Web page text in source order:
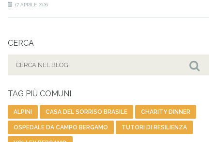
17 APRILE 2026
CERCA
TAG PIÙ COMUNI
ALPINI CASA DEL SORRISO BRASILE CHARITY DINNER
OSPEDALE DA CAMPO BERGAMO TUTORI DI RESILIENZA